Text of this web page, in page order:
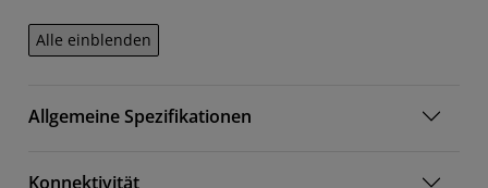
Alle einblenden
Allgemeine Spezifikationen
Konnektivität